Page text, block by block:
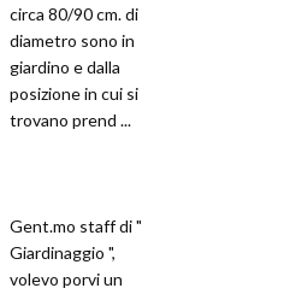
circa 80/90 cm. di
diametro sono in
giardino e dalla
posizione in cui si
trovano prend ...
Gent.mo staff di "
Giardinaggio ",
volevo porvi un